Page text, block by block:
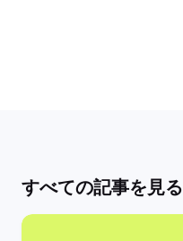
すべての記事を見る